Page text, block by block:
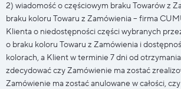
2) wiadomość o częściowym braku Towarów z
braku koloru Towaru z Zamówienia – firma
Klienta o niedostępności części wybranych
o braku koloru Towaru z Zamówienia i
kolorach, a Klient w terminie 7 dni od
zdecydować czy Zamówienie ma zostać
Zamówienie ma zostać anulowane w całości,